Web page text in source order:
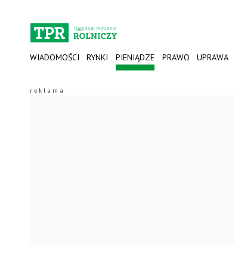
WIADOMOŚCI RYNKI PIENIĄDZE PRAWO UPRAWA